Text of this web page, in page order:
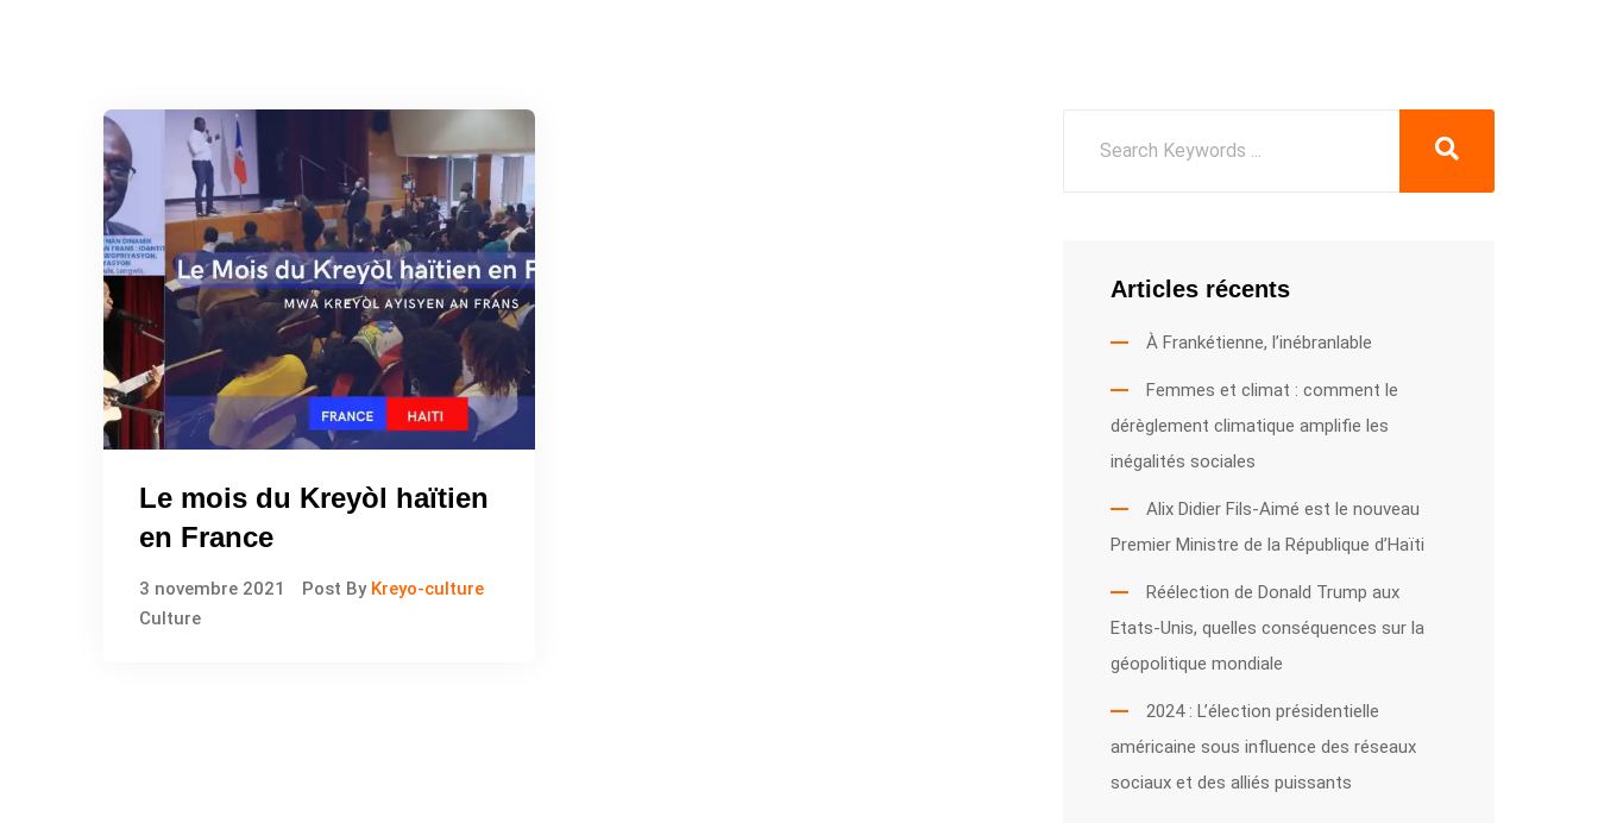
Le mois du Kreyòl haïtien
en France
3 novembre 2021 Post By Kreyo-culture
Culture
Articles récents
À Frankétienne, l’inébranlable
Femmes et climat : comment le
dérèglement climatique amplifie les
inégalités sociales
Alix Didier Fils-Aimé est le nouveau
Premier Ministre de la République d’Haïti
Réélection de Donald Trump aux
Etats-Unis, quelles conséquences sur la
géopolitique mondiale
2024 : L’élection présidentielle
américaine sous influence des réseaux
sociaux et des alliés puissants